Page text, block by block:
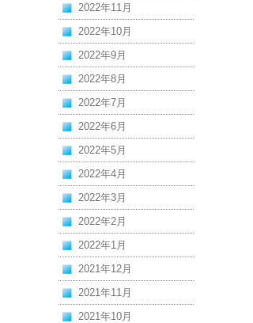
2022年11月
2022年10月
2022年9月
2022年8月
2022年7月
2022年6月
2022年5月
2022年4月
2022年3月
2022年2月
2022年1月
2021年12月
2021年11月
2021年10月